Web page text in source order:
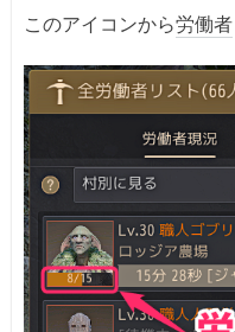
このアイコンから労働者